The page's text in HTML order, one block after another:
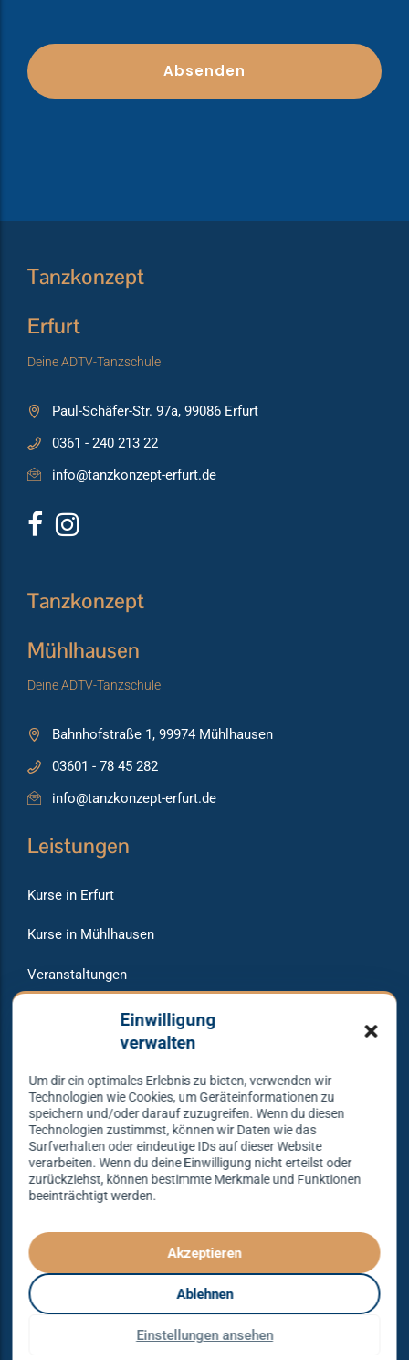
Einwilligung
verwalten
Um dir ein optimales Erlebnis zu bieten, verwenden wir
Technologien wie Cookies, um Geräteinformationen zu
speichern und/oder darauf zuzugreifen. Wenn du diesen
Technologien zustimmst, können wir Daten wie das
Surfverhalten oder eindeutige IDs auf dieser Website
verarbeiten. Wenn du deine Einwilligung nicht erteilst oder
zurückziehst, können bestimmte Merkmale und Funktionen
beeinträchtigt werden.
Akzeptieren
Ablehnen
Einstellungen ansehen
Tanzkonzept
Erfurt
Deine ADTV-Tanzschule
Paul-Schäfer-Str. 97a, 99086 Erfurt
0361 - 240 213 22
info@tanzkonzept-erfurt.de
Tanzkonzept
Mühlhausen
Deine ADTV-Tanzschule
Bahnhofstraße 1, 99974 Mühlhausen
03601 - 78 45 282
info@tanzkonzept-erfurt.de
Leistungen
Kurse in Erfurt
Kurse in Mühlhausen
Veranstaltungen
Raumvermietung
Warum bei uns tanzen?
Lass dich begeistern und probier es aus – Tanzen lernen
mit unserem Erfolgskonzept.
Spielend leicht und mit viel Spaß!
Denn Tanzen kann jeder lernen – mit dem richtigen
Konzept sogar ganz einfach – das gibt es nur bei
Tanzkonzept Erfurt.
© Tanzkonzept Erfurt 2026